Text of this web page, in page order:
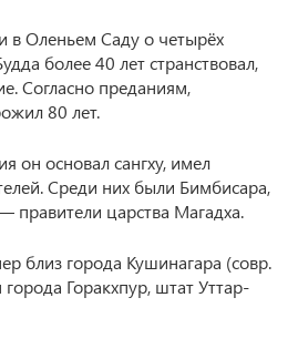
в Оленьем Саду о четырёх
более 40 лет странствовал,
Согласно преданиям,
80 лет.
он основал сангху, имел
Среди них были Бимбисара,
правители царства Магадха.
близ города Кушинагара (совр.
Горакхпур, штат Уттар-